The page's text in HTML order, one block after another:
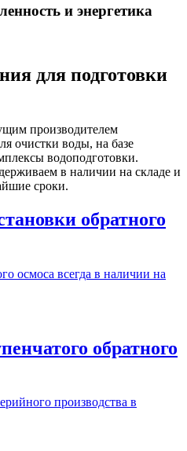
и энергетика
для подготовки
производителем
очистки воды, на базе
водоподготовки.
в наличии на складе и
сроки.
обратного
осмоса всегда в наличии на
обратного
производства в